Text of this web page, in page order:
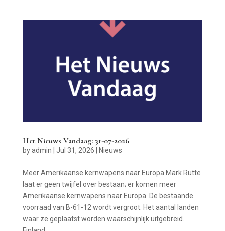
Het Nieuws Vandaag: 31-07-2026
byadmin Jul 31, 2026 Nieuws
Meer Amerikaanse kernwapens naar Europa Mark Rutte
laat er geen twijfel over bestaan; er komen meer
Amerikaanse kernwapens naar Europa. De bestaande
voorraad van B-61-12 wordt vergroot. Het aantal landen
waar ze geplaatst worden waarschijnlijk uitgebreid.